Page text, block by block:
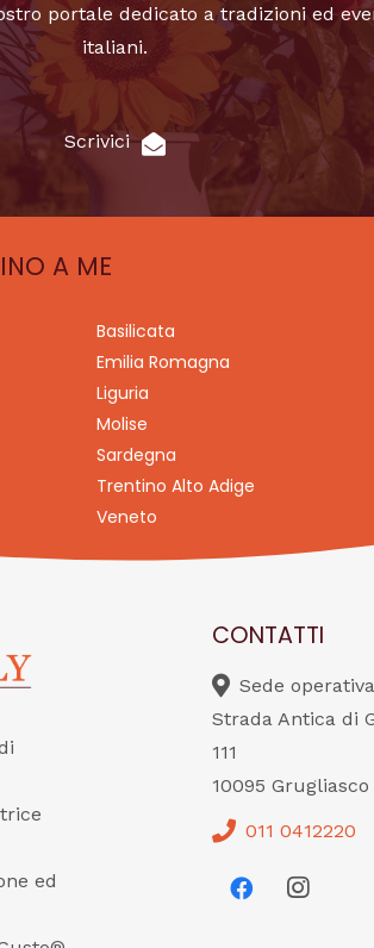
portale dedicato a tradizioni ed
italiani.
Scrivici
A ME
Basilicata
Emilia Romagna
Liguria
Molise
Sardegna
Trentino Alto Adige
Veneto
ed
CONTATTI
Sede
Strada Antica di
111
10095 Grugliasco
011 0412220